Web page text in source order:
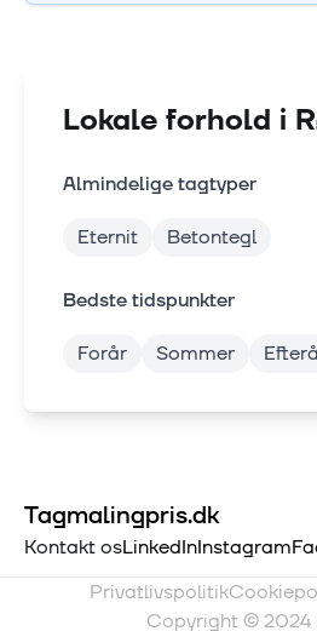
Lokale forhold i
Almindelige tagtyper
Eternit
Betontegl
Bedste tidspunkter
Forår
Sommer
Tagmalingpris.dk
Kontakt osLinkedInInstagram
Privatlivspolitik
Copyright © 2024